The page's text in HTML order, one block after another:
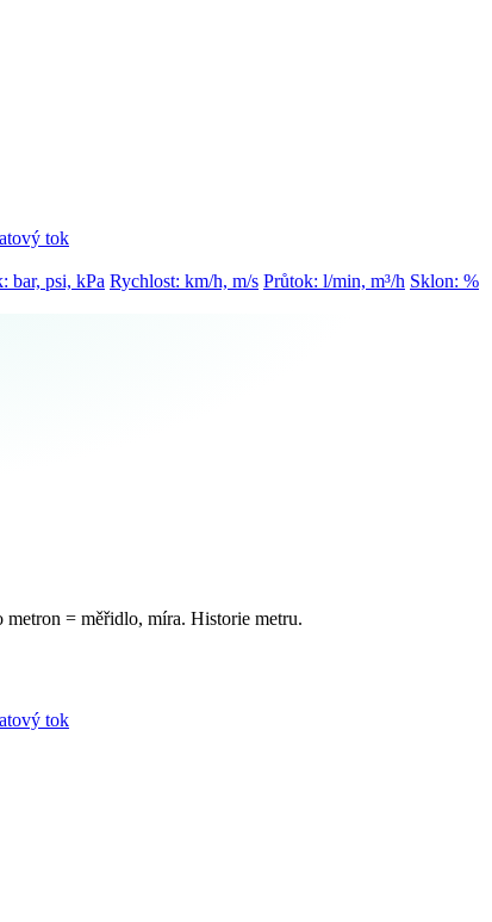
tok
bar, psi, kPa Rychlost: km/h, m/s Průtok: l/min, m³/h Sklon: %
= měřidlo, míra. Historie metru.
tok